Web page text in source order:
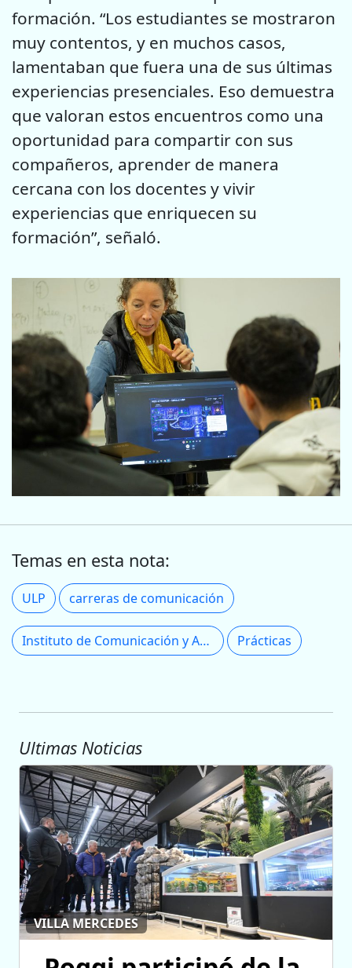
formación. “Los estudiantes se mostraron
muy contentos, y en muchos casos,
lamentaban que fuera una de sus últimas
experiencias presenciales. Eso demuestra
que valoran estos encuentros como una
oportunidad para compartir con sus
compañeros, aprender de manera
cercana con los docentes y vivir
experiencias que enriquecen su
formación”, señaló.
Temas en esta nota:
ULP carreras de comunicación
Instituto de Comunicación y Arte Prácticas
Ultimas Noticias
VILLA MERCEDES